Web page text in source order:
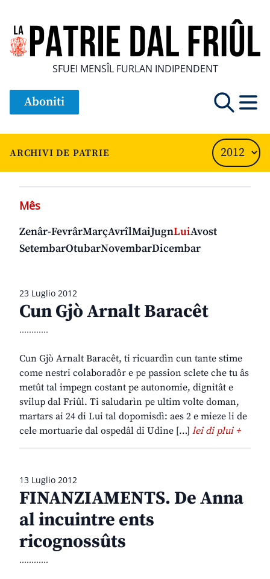
SFUEI MENSÎL FURLAN INDIPENDENT
Aboniti
ARCHIVI DE PATRIE
23 Luglio 2012
Cun Gjò Arnalt Baracêt
............
Cun Gjò Arnalt Baracêt, ti ricuardìn cun tante stime
come nestri colaboradôr e pe passion sclete che tu âs
metût tal impegn costant pe autonomie, dignitât e
svilup dal Friûl. Ti saludarìn pe ultim volte doman,
martars ai 24 di Lui tal dopomisdì: aes 2 e mieze li de
cele mortuarie dal ospedâl di Udine […] lei di plui +
13 Luglio 2012
FINANZIAMENTS. De Anna
al incuintre ents
ricognossûts
............
Mês
Zenâr-FevrârMarçAvrîlMaiJugnLuiAvost
SetembarOtubarNovembarDicembar